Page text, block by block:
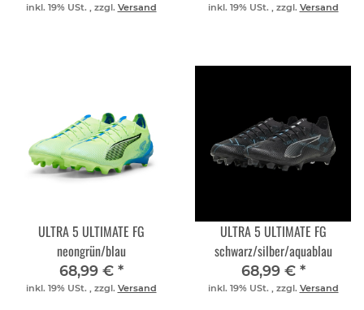
inkl. 19% USt. , zzgl. Versand inkl. 19% USt. , zzgl. Versand
ULTRA 5 ULTIMATE FG
neongrün/blau
68,99 € *
inkl. 19% USt. , zzgl. Versand
ULTRA 5 ULTIMATE FG
schwarz/silber/aquablau
68,99 € *
inkl. 19% USt. , zzgl. Versand